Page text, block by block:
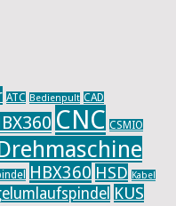
ATC Bedienpult CAD
CNC CSMIO
HBX360 HSD Kabel
KUS